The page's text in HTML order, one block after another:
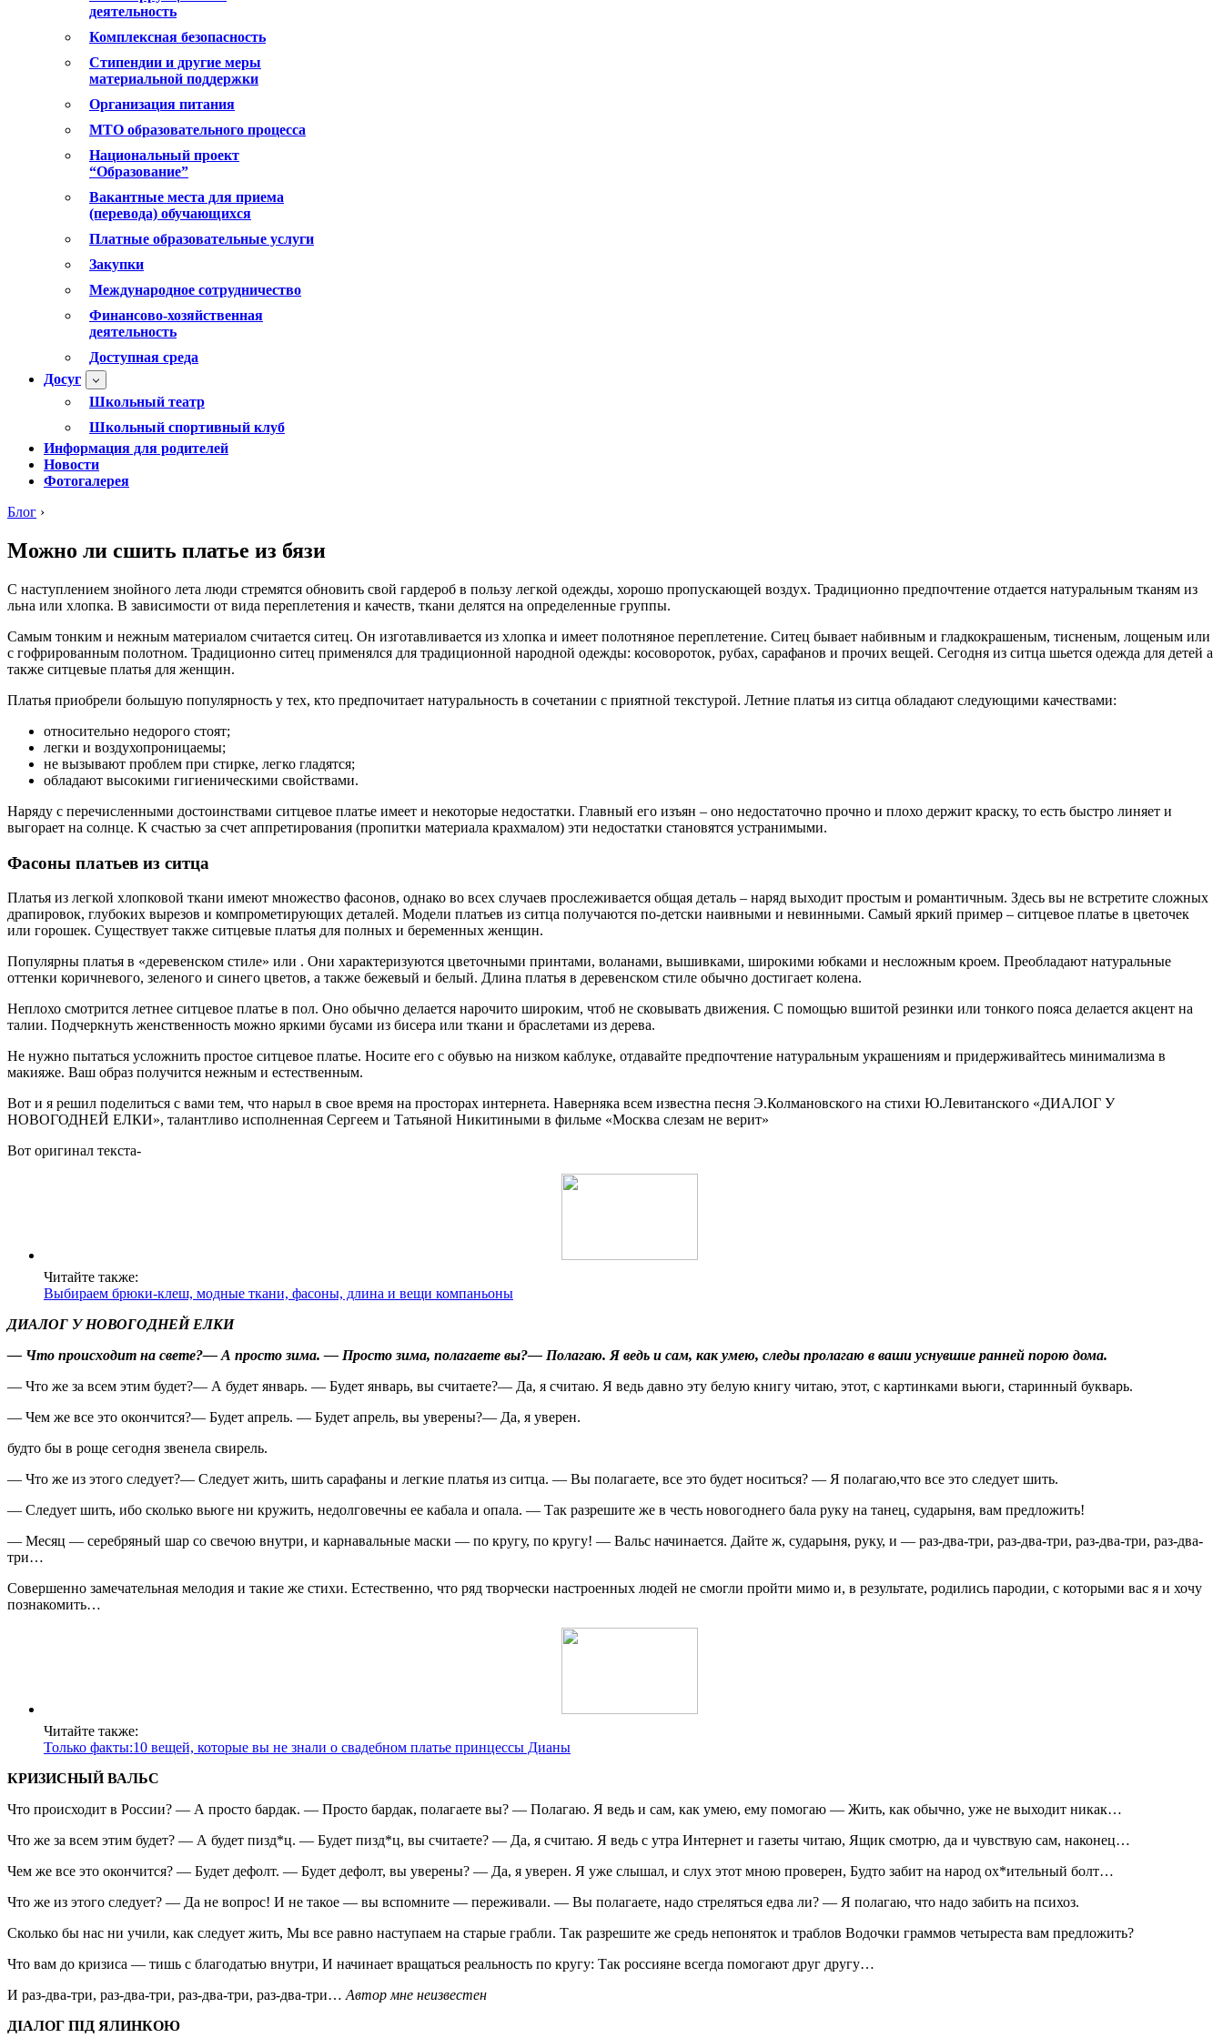
деятельность
Комплексная безопасность
Стипендии и другие меры
материальной поддержки
Организация питания
МТО образовательного процесса
Национальный проект
“Образование”
Вакантные места для приема
(перевода) обучающихся
Платные образовательные услуги
Закупки
Международное сотрудничество
Финансово-хозяйственная
деятельность
Доступная среда
Досуг
Школьный театр
Школьный спортивный клуб
Информация для родителей
Новости
Фотогалерея
Блог ›
Можно ли сшить платье из бязи
С наступлением знойного лета люди стремятся обновить свой гардероб в пользу легкой одежды, хорошо пропускающей воздух. Традиционно предпочтение отдается натуральным тканям из
льна или хлопка. В зависимости от вида переплетения и качеств, ткани делятся на определенные группы.
Самым тонким и нежным материалом считается ситец. Он изготавливается из хлопка и имеет полотняное переплетение. Ситец бывает набивным и гладкокрашеным, тисненым, лощеным или
с гофрированным полотном. Традиционно ситец применялся для традиционной народной одежды: косовороток, рубах, сарафанов и прочих вещей. Сегодня из ситца шьется одежда для детей а
также ситцевые платья для женщин.
Платья приобрели большую популярность у тех, кто предпочитает натуральность в сочетании с приятной текстурой. Летние платья из ситца обладают следующими качествами:
относительно недорого стоят;
легки и воздухопроницаемы;
не вызывают проблем при стирке, легко гладятся;
обладают высокими гигиеническими свойствами.
Наряду с перечисленными достоинствами ситцевое платье имеет и некоторые недостатки. Главный его изъян – оно недостаточно прочно и плохо держит краску, то есть быстро линяет и
выгорает на солнце. К счастью за счет аппретирования (пропитки материала крахмалом) эти недостатки становятся устранимыми.
Фасоны платьев из ситца
Платья из легкой хлопковой ткани имеют множество фасонов, однако во всех случаев прослеживается общая деталь – наряд выходит простым и романтичным. Здесь вы не встретите сложных
драпировок, глубоких вырезов и компрометирующих деталей. Модели платьев из ситца получаются по-детски наивными и невинными. Самый яркий пример – ситцевое платье в цветочек
или горошек. Существует также ситцевые платья для полных и беременных женщин.
Популярны платья в «деревенском стиле» или . Они характеризуются цветочными принтами, воланами, вышивками, широкими юбками и несложным кроем. Преобладают натуральные
оттенки коричневого, зеленого и синего цветов, а также бежевый и белый. Длина платья в деревенском стиле обычно достигает колена.
Неплохо смотрится летнее ситцевое платье в пол. Оно обычно делается нарочито широким, чтоб не сковывать движения. С помощью вшитой резинки или тонкого пояса делается акцент на
талии. Подчеркнуть женственность можно яркими бусами из бисера или ткани и браслетами из дерева.
Не нужно пытаться усложнить простое ситцевое платье. Носите его с обувью на низком каблуке, отдавайте предпочтение натуральным украшениям и придерживайтесь минимализма в
макияже. Ваш образ получится нежным и естественным.
Вот и я решил поделиться с вами тем, что нарыл в свое время на просторах интернета. Наверняка всем известна песня Э.Колмановского на стихи Ю.Левитанского «ДИАЛОГ У
НОВОГОДНЕЙ ЕЛКИ», талантливо исполненная Сергеем и Татьяной Никитиными в фильме «Москва слезам не верит»
Вот оригинал текста-
Читайте также:
Выбираем брюки-клеш, модные ткани, фасоны, длина и вещи компаньоны
ДИАЛОГ У НОВОГОДНЕЙ ЕЛКИ
— Что происходит на свете?— А просто зима. — Просто зима, полагаете вы?— Полагаю. Я ведь и сам, как умею, следы пролагаю в ваши уснувшие ранней порою дома.
— Что же за всем этим будет?— А будет январь. — Будет январь, вы считаете?— Да, я считаю. Я ведь давно эту белую книгу читаю, этот, с картинками вьюги, старинный букварь.
— Чем же все это окончится?— Будет апрель. — Будет апрель, вы уверены?— Да, я уверен.
будто бы в роще сегодня звенела свирель.
— Что же из этого следует?— Следует жить, шить сарафаны и легкие платья из ситца. — Вы полагаете, все это будет носиться? — Я полагаю,что все это следует шить.
— Следует шить, ибо сколько вьюге ни кружить, недолговечны ее кабала и опала. — Так разрешите же в честь новогоднего бала руку на танец, сударыня, вам предложить!
— Месяц — серебряный шар со свечою внутри, и карнавальные маски — по кругу, по кругу! — Вальс начинается. Дайте ж, сударыня, руку, и — раз-два-три, раз-два-три, раз-два-три, раз-два-
три…
Совершенно замечательная мелодия и такие же стихи. Естественно, что ряд творчески настроенных людей не смогли пройти мимо и, в результате, родились пародии, с которыми вас я и хочу
познакомить…
Читайте также:
Только факты:10 вещей, которые вы не знали о свадебном платье принцессы Дианы
КРИЗИСНЫЙ ВАЛЬС
Что происходит в России? — А просто бардак. — Просто бардак, полагаете вы? — Полагаю. Я ведь и сам, как умею, ему помогаю — Жить, как обычно, уже не выходит никак…
Что же за всем этим будет? — А будет пизд*ц. — Будет пизд*ц, вы считаете? — Да, я считаю. Я ведь с утра Интернет и газеты читаю, Ящик смотрю, да и чувствую сам, наконец…
Чем же все это окончится? — Будет дефолт. — Будет дефолт, вы уверены? — Да, я уверен. Я уже слышал, и слух этот мною проверен, Будто забит на народ ох*ительный болт…
Что же из этого следует? — Да не вопрос! И не такое — вы вспомните — переживали. — Вы полагаете, надо стреляться едва ли? — Я полагаю, что надо забить на психоз.
Сколько бы нас ни учили, как следует жить, Мы все равно наступаем на старые грабли. Так разрешите же средь непоняток и траблов Водочки граммов четыреста вам предложить?
Что вам до кризиса — тишь с благодатью внутри, И начинает вращаться реальность по кругу: Так россияне всегда помогают друг другу…
И раз-два-три, раз-два-три, раз-два-три, раз-два-три… Автор мне неизвестен
ДIАЛОГ ПIД ЯЛИНКОЮ